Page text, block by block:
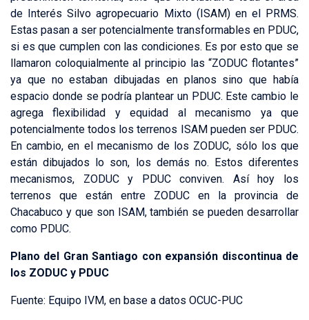
de Interés Silvo agropecuario Mixto (ISAM) en el PRMS.
Estas pasan a ser potencialmente transformables en PDUC,
si es que cumplen con las condiciones. Es por esto que se
llamaron coloquialmente al principio las “ZODUC flotantes”
ya que no estaban dibujadas en planos sino que había
espacio donde se podría plantear un PDUC. Este cambio le
agrega flexibilidad y equidad al mecanismo ya que
potencialmente todos los terrenos ISAM pueden ser PDUC.
En cambio, en el mecanismo de los ZODUC, sólo los que
están dibujados lo son, los demás no. Estos diferentes
mecanismos, ZODUC y PDUC conviven. Así hoy los
terrenos que están entre ZODUC en la provincia de
Chacabuco y que son ISAM, también se pueden desarrollar
como PDUC.
Plano del Gran Santiago con expansión discontinua de
los ZODUC y PDUC
Fuente: Equipo IVM, en base a datos OCUC-PUC